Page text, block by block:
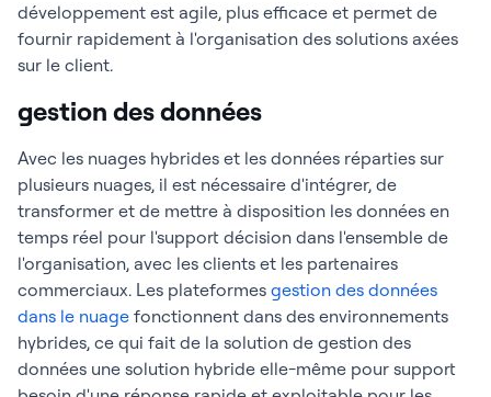
développement est agile, plus efficace et permet de
fournir rapidement à l'organisation des solutions axées
sur le client.
gestion des données
Avec les nuages hybrides et les données réparties sur
plusieurs nuages, il est nécessaire d'intégrer, de
transformer et de mettre à disposition les données en
temps réel pour l'support décision dans l'ensemble de
l'organisation, avec les clients et les partenaires
commerciaux. Les plateformes gestion des données
dans le nuage fonctionnent dans des environnements
hybrides, ce qui fait de la solution de gestion des
données une solution hybride elle-même pour support